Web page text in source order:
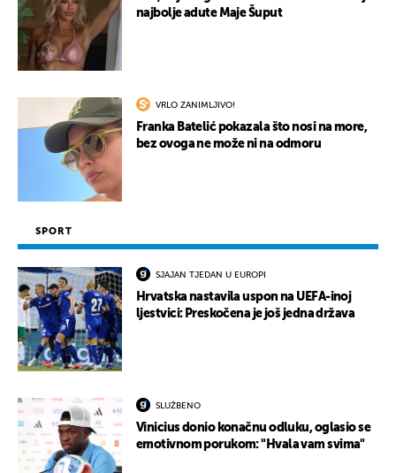
najbolje adute Maje Šuput
VRLO ZANIMLJIVO!
Franka Batelić pokazala što nosi na more,
bez ovoga ne može ni na odmoru
SPORT
SJAJAN TJEDAN U EUROPI
Hrvatska nastavila uspon na UEFA-inoj
ljestvici: Preskočena je još jedna država
SLUŽBENO
Vinicius donio konačnu odluku, oglasio se
emotivnom porukom: "Hvala vam svima"